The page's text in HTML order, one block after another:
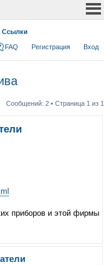
Ссылки
FAQ Регистрация Вход
Сообщений: 2 • Страница 1 из 1
приборов и этой фирмы